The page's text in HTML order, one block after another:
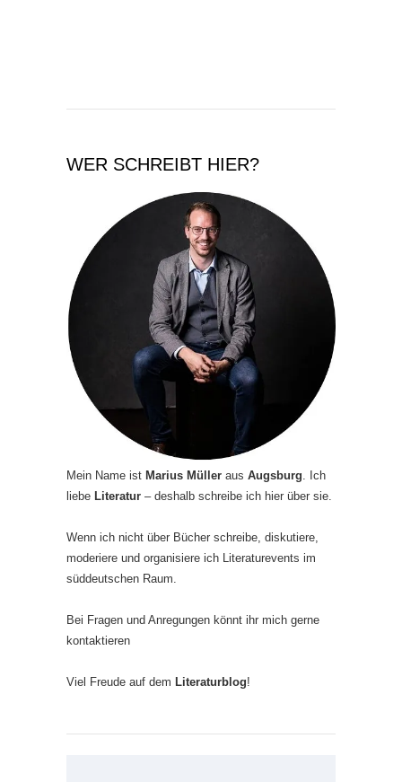
WER SCHREIBT HIER?
Mein Name ist Marius Müller aus Augsburg. Ich
liebe Literatur – deshalb schreibe ich hier über sie.
Wenn ich nicht über Bücher schreibe, diskutiere,
moderiere und organisiere ich Literaturevents im
süddeutschen Raum.
Bei Fragen und Anregungen könnt ihr mich gerne
kontaktieren
Viel Freude auf dem Literaturblog!